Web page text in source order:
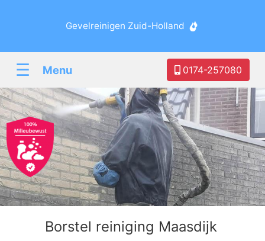
Gevelreinigen Zuid-Holland
☰ Menu 0174-257080
Borstel reiniging Maasdijk